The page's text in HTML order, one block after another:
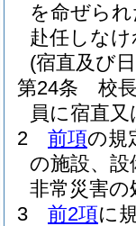
を命ぜら
赴任しな
(宿直及び
第24条
校
員に宿直
2
前項の規
の施設、
非常災害
3
前2項に